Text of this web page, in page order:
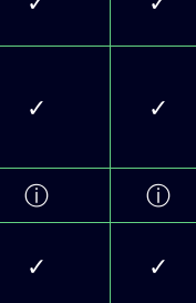
✓ ✓
ⓘ
ⓘ
✓ ✓